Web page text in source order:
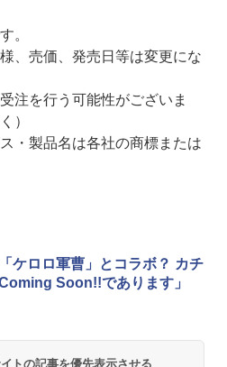
。
、売価、発売日等は変更にな
注を行う可能性がございま
）
・製品名は各社の商標または
ケロロ軍曹」とコラボ？ カチ
Soon!!であります」
トの記事を優先表示させる